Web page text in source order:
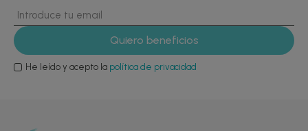
He leído y acepto la política de privacidad